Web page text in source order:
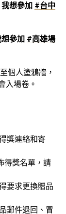
想參加 #台中
參加 #高雄場
個人塗鴉牆，
入場卷。
獎連絡和寄
得獎名單，請
要求更換贈品
郵件退回、冒